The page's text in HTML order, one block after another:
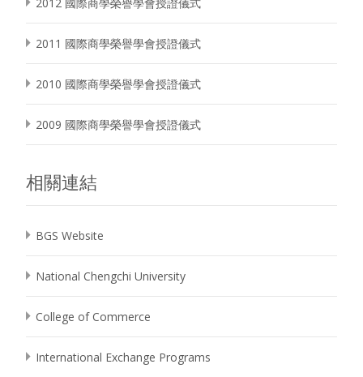
2011 國際商學榮譽學會授證儀式
2010 國際商學榮譽學會授證儀式
2009 國際商學榮譽學會授證儀式
相關連結
BGS Website
National Chengchi University
College of Commerce
International Exchange Programs